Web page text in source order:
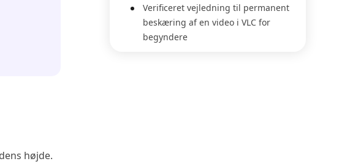
højde.
Verificeret vejledning til permanent
beskæring af en video i VLC for
begyndere